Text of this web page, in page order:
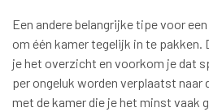
Een andere belangrijke tipe voor
om één kamer tegelijk in te pakken.
je het overzicht en voorkom je dat
per ongeluk worden verplaatst naar
met de kamer die je het minst vaak